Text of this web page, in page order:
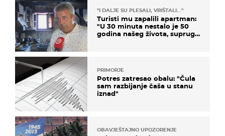
"I DALJE SU PLESALI, VRIŠTALI..."
Turisti mu zapalili apartman:
"U 30 minuta nestalo je 50
godina našeg života, supruga
PRIMORJE
Potres zatresao obalu: "Čula
sam razbijanje čaša u stanu
iznad"
OBAVJEŠTAJNO UPOZORENJE